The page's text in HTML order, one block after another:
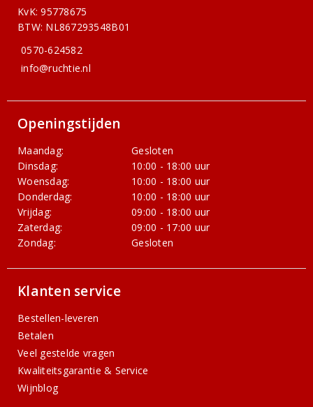
KvK: 95778675
BTW: NL867293548B01
0570-624582
info@ruchtie.nl
Openingstijden
Maandag:
Gesloten
Dinsdag:
10:00 - 18:00 uur
Woensdag:
10:00 - 18:00 uur
Donderdag:
10:00 - 18:00 uur
Vrijdag:
09:00 - 18:00 uur
Zaterdag:
09:00 - 17:00 uur
Zondag:
Gesloten
Klanten service
Bestellen-leveren
Betalen
Veel gestelde vragen
Kwaliteitsgarantie & Service
Wijnblog